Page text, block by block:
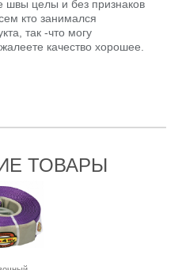
швы целы и без признаков
кто занимался
так -что могу
качество хорошее.
ТОВАРЫ